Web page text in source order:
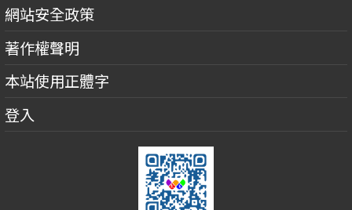
網站安全政策
著作權聲明
本站使用正體字
登入